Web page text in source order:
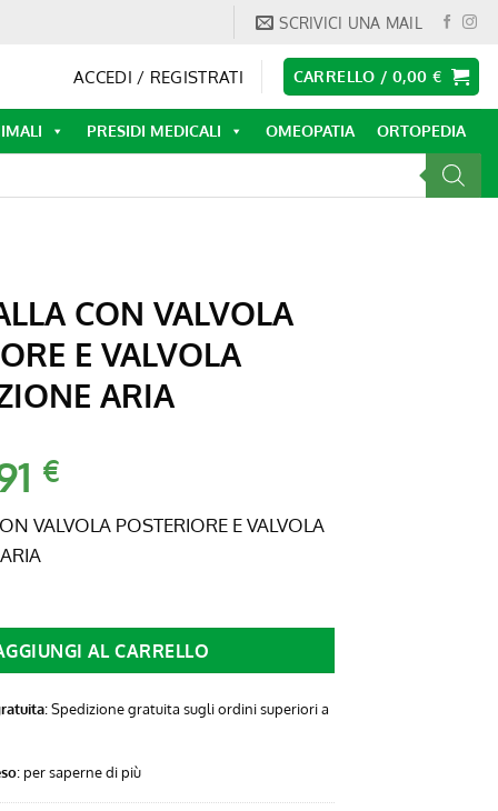
SCRIVICI UNA MAIL
ACCEDI / REGISTRATI CARRELLO /0,00€
PRESIDI MEDICALI OMEOPATIA ORTOPEDIA
CON VALVOLA
E VALVOLA
ARIA
€Il
attuale
VALVOLA POSTERIORE E VALVOLA
AL CARRELLO
: Spedizione gratuita sugli ordini superiori a
:per saperne di più